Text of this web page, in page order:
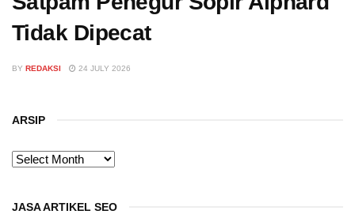
Tidak Dipecat
BY REDAKSI 24 JULY 2026
ARSIP
ARSIP
JASA ARTIKEL SEO